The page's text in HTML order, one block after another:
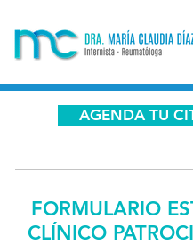
AGENDA TU
FORMULARIO
CLÍNICO